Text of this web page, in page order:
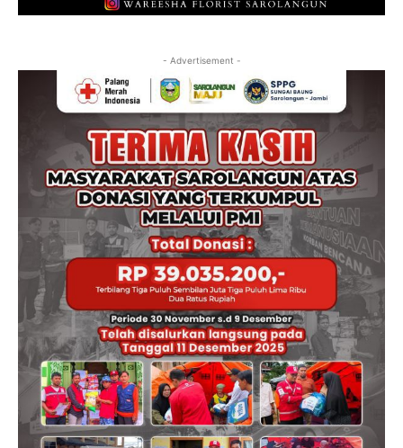
- Advertisement -